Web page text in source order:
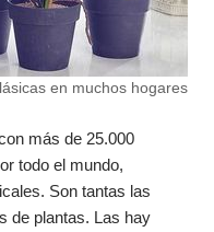
en muchos hogares
más de 25.000
todo el mundo,
Son tantas las
de plantas. Las hay